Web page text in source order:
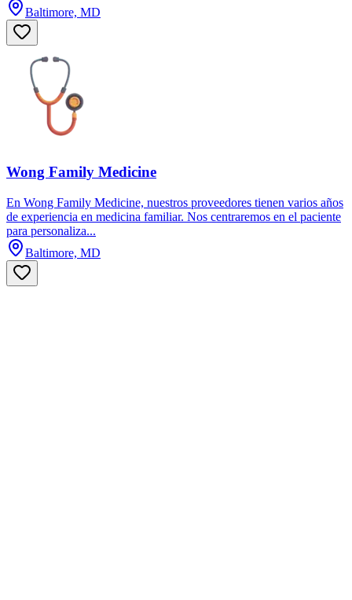
Baltimore, MD
Wong Family Medicine
En Wong Family Medicine, nuestros proveedores tienen varios años
de experiencia en medicina familiar. Nos centraremos en el paciente
para personaliza...
Baltimore, MD